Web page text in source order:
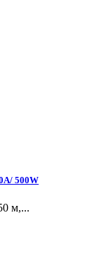
500W
м,...